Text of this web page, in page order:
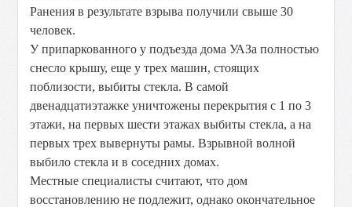
Ранения в результате взрыва получили свыше 30
человек.
У припаркованного у подъезда дома УАЗа полностью
снесло крышу, еще у трех машин, стоящих
поблизости, выбиты стекла. В самой
двенадцатиэтажке уничтожены перекрытия с 1 по 3
этажи, на первых шести этажах выбиты стекла, а на
первых трех вывернуты рамы. Взрывной волной
выбило стекла и в соседних домах.
Местные специалисты считают, что дом
восстановлению не подлежит, однако окончательное